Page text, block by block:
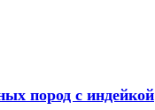
пород с индейкой